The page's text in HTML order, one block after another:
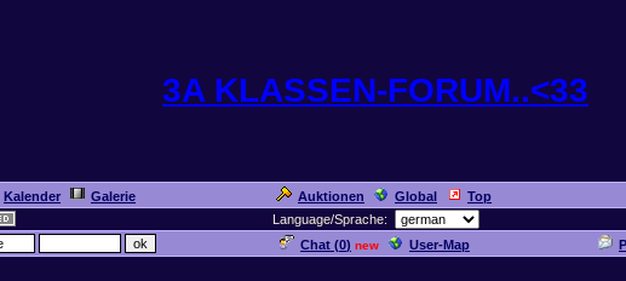
3A KLASSEN-FORUM..<33
Kalender Galerie Auktionen Global Top
Language/Sprache:
Chat (0) new User-Map